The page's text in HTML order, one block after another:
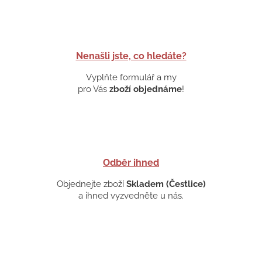
Nenašli jste, co hledáte?
Vyplňte formulář a my
pro Vás zboží objednáme!
Odběr ihned
Objednejte zboží Skladem (Čestlice)
a ihned vyzvedněte u nás.